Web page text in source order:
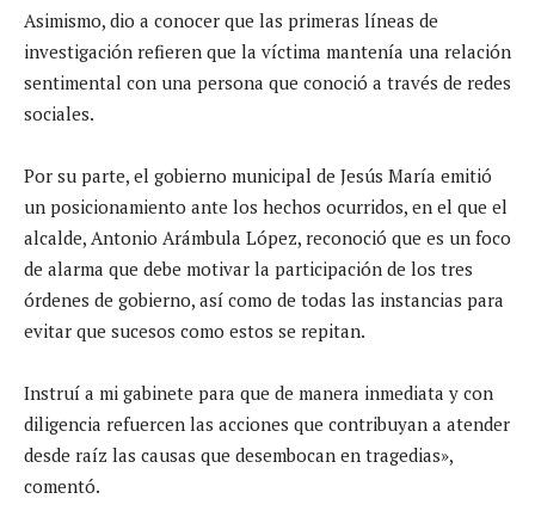
Asimismo, dio a conocer que las primeras líneas de
investigación refieren que la víctima mantenía una relación
sentimental con una persona que conoció a través de redes
sociales.
Por su parte, el gobierno municipal de Jesús María emitió
un posicionamiento ante los hechos ocurridos, en el que el
alcalde, Antonio Arámbula López, reconoció que es un foco
de alarma que debe motivar la participación de los tres
órdenes de gobierno, así como de todas las instancias para
evitar que sucesos como estos se repitan.
Instruí a mi gabinete para que de manera inmediata y con
diligencia refuercen las acciones que contribuyan a atender
desde raíz las causas que desembocan en tragedias»,
comentó.